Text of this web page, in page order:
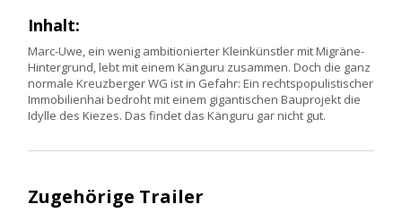
Inhalt:
Marc-Uwe, ein wenig ambitionierter Kleinkünstler mit Migräne-
Hintergrund, lebt mit einem Känguru zusammen. Doch die ganz
normale Kreuzberger WG ist in Gefahr: Ein rechtspopulistischer
Immobilienhai bedroht mit einem gigantischen Bauprojekt die
Idylle des Kiezes. Das findet das Känguru gar nicht gut.
Zugehörige Trailer